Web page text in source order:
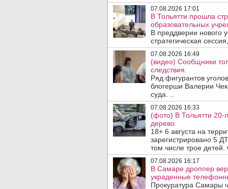
07.08.2026 17:01
В Тольятти прошла
образовательных
В преддверии нового
стратегическая
07.08.2026 16:49
(видео) Сообщники
следствия.
Ряд фигурантов
блогерши Валерии
суда. ..
07.08.2026 16:33
(фото) В Тольятти 20-
дерево.
18+ 6 августа на
зарегистрировано 5
том числе трое
07.08.2026 16:17
В Самаре дроппер
украденные
Прокуратура Самары